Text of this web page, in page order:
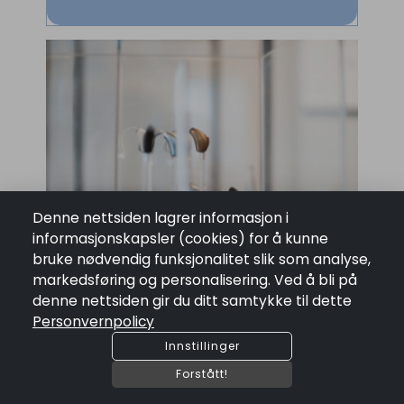
Nettbutikk
Denne nettsiden lagrer informasjon i
informasjonskapsler (cookies) for å kunne
bruke nødvendig funksjonalitet slik som analyse,
markedsføring og personalisering. Ved å bli på
denne nettsiden gir du ditt samtykke til dette
Personvernpolicy
Innstillinger
Forstått!